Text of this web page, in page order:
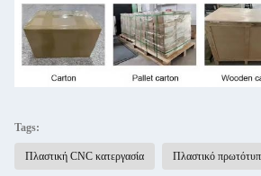
Tags:
Πλαστική CNC κατεργασία Πλαστικό